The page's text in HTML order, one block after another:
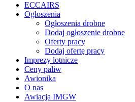
ECCAIRS
Ogłoszenia
Ogłoszenia drobne
Dodaj ogłoszenie drobne
Oferty pracy
Dodaj ofertę pracy
Imprezy lotnicze
Ceny paliw
Awionika
O nas
Awiacja IMGW